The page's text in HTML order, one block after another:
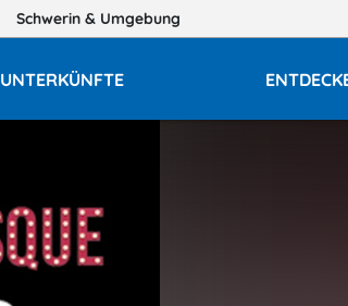
Schwerin & Umgebung
UNTERKÜNFTE